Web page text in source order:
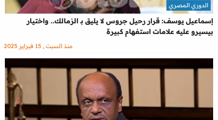
إسماعيل يوسف: قرار رحيل جروس لا يليق بـ الزمالك.. واختيار
بيسيرو عليه علامات استفهام كبيرة
الدوري المصري
منذ السبت , 15 فبراير 2025